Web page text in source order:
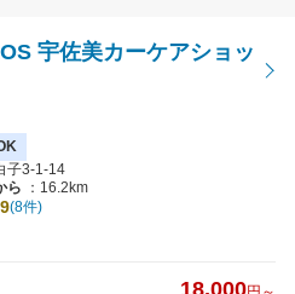
OK
）
宇佐美カーケアショッ
子3-1-14
ら
：16.2km
(8件)